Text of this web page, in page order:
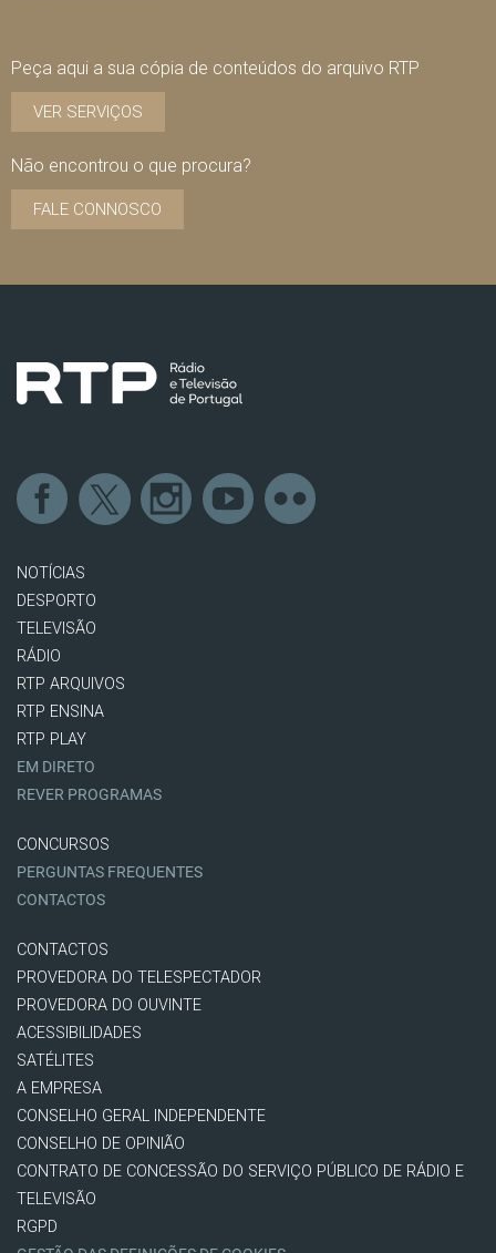
Peça aqui a sua cópia de conteúdos do arquivo RTP
VER SERVIÇOS
Não encontrou o que procura?
FALE CONNOSCO
NOTÍCIAS
DESPORTO
TELEVISÃO
RÁDIO
RTP ARQUIVOS
RTP ENSINA
RTP PLAY
EM DIRETO
REVER PROGRAMAS
CONCURSOS
PERGUNTAS FREQUENTES
CONTACTOS
CONTACTOS
PROVEDORA DO TELESPECTADOR
PROVEDORA DO OUVINTE
ACESSIBILIDADES
SATÉLITES
A EMPRESA
CONSELHO GERAL INDEPENDENTE
CONSELHO DE OPINIÃO
CONTRATO DE CONCESSÃO DO SERVIÇO PÚBLICO DE RÁDIO E
TELEVISÃO
RGPD